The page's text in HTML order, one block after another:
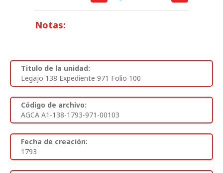
Notas:
Titulo de la unidad:
Legajo 138 Expediente 971 Folio 100
Código de archivo:
AGCA A1-138-1793-971-00103
Fecha de creación:
1793